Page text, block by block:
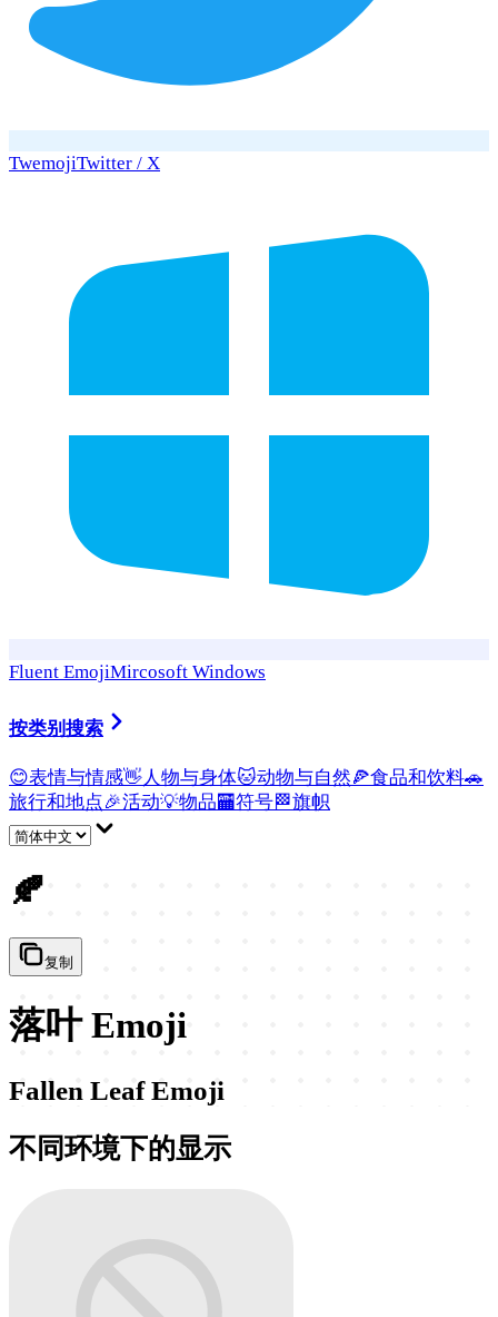
TwemojiTwitter / X
Fluent EmojiMircosoft Windows
按类别搜索
😊表情与情感👋 人物与身体🐱动物与自然🍕食品和饮料🚗
旅行和地点🎉活动💡物品🏧符号🏁旗帜
🍂
复制
落叶 Emoji
Fallen Leaf Emoji
不同环境下的显示